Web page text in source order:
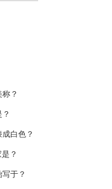
？
白色？
？
于？